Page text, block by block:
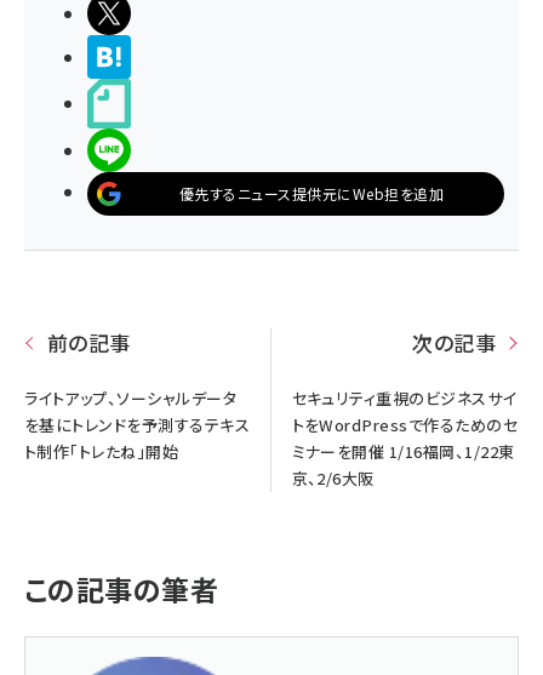
優先するニュース提供元にWeb担を追加
前の記事
ライトアップ、ソーシャルデータ
を基にトレンドを予測するテキス
ト制作「トレたね」開始
次の記事
セキュリティ重視のビジネスサイ
トをWordPressで作るためのセ
ミナーを開催 1/16福岡、1/22東
京、2/6大阪
この記事の筆者